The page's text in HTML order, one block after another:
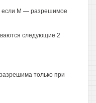
если М — разрешимое
следующие 2
только при